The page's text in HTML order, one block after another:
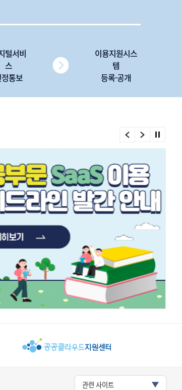
털서비
스
통보
이용지원시스
템
등록·공개
관련 사이트